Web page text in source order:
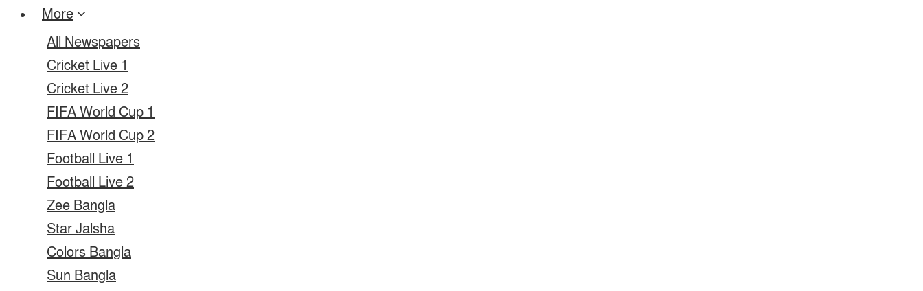
More
All Newspapers
Cricket Live 1
Cricket Live 2
FIFA World Cup 1
FIFA World Cup 2
Football Live 1
Football Live 2
Zee Bangla
Star Jalsha
Colors Bangla
Sun Bangla